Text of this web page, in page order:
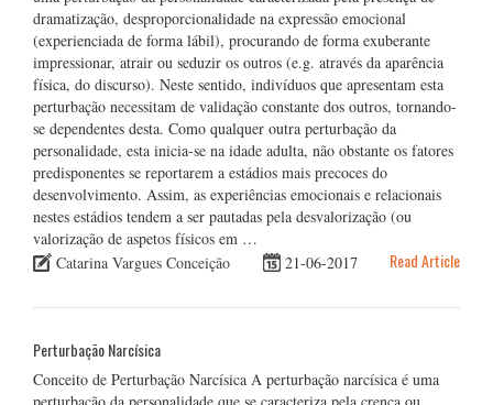
dramatização, desproporcionalidade na expressão emocional
(experienciada de forma lábil), procurando de forma exuberante
impressionar, atrair ou seduzir os outros (e.g. através da aparência
física, do discurso). Neste sentido, indivíduos que apresentam esta
perturbação necessitam de validação constante dos outros, tornando-
se dependentes desta. Como qualquer outra perturbação da
personalidade, esta inicia-se na idade adulta, não obstante os fatores
predisponentes se reportarem a estádios mais precoces do
desenvolvimento. Assim, as experiências emocionais e relacionais
nestes estádios tendem a ser pautadas pela desvalorização (ou
valorização de aspetos físicos em …
Catarina Vargues Conceição
21-06-2017 Read Article
Perturbação Narcísica
Conceito de Perturbação Narcísica A perturbação narcísica é uma
perturbação da personalidade que se caracteriza pela crença ou